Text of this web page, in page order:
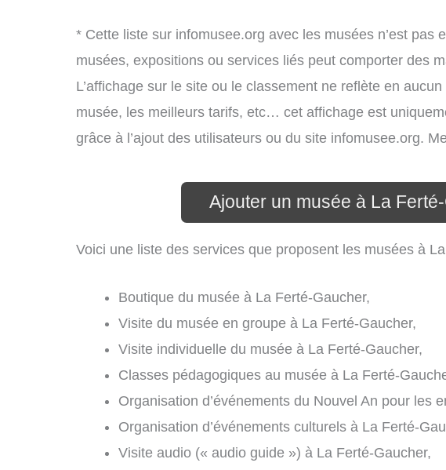
* Cette liste sur infomusee.org avec les musées n’est pas
musées, expositions ou services liés peut comporter des
L’affichage sur le site ou le classement ne reflète en
musée, les meilleurs tarifs, etc… cet affichage est
grâce à l’ajout des utilisateurs ou du site infomusee.org.
Ajouter un musée à La
Voici une liste des services que proposent les musées à
Boutique du musée à La Ferté-Gaucher,
Visite du musée en groupe à La Ferté-Gaucher,
Visite individuelle du musée à La Ferté-Gaucher,
Classes pédagogiques au musée à La Ferté-
Organisation d’événements du Nouvel An pour les
Organisation d’événements culturels à La Ferté-
Visite audio (« audio guide ») à La Ferté-Gaucher,